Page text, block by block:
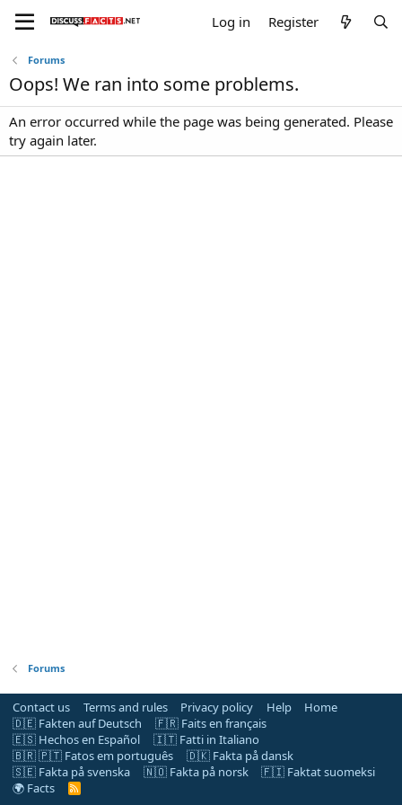
Log in Register
Forums
Oops! We ran into some problems.
An error occurred while the page was being generated. Please
try again later.
Forums
Contact us Terms and rules Privacy policy Help
Home
🇩🇪 Fakten auf Deutsch
🇫🇷 Faits en français
🇪🇸 Hechos en Español
🇮🇹 Fatti in Italiano
🇧🇷 🇵🇹 Fatos em português
🇩🇰 Fakta på dansk
🇸🇪 Fakta på svenska
🇳🇴 Fakta på norsk
🇫🇮 Faktat suomeksi
🌍 Facts
R